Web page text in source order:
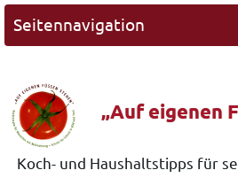
Seitennavigation
„Auf eigenen
Koch- und Haushaltstipps für